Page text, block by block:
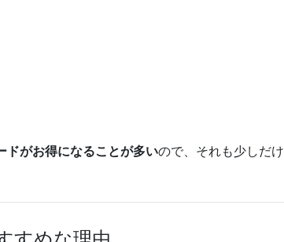
ドがお得になることが多いので、それも少しだけ